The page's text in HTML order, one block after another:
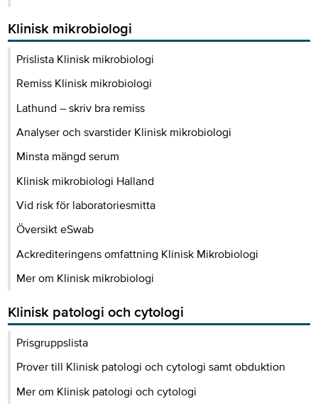
Klinisk mikrobiologi
Prislista Klinisk mikrobiologi
Remiss Klinisk mikrobiologi
Lathund – skriv bra remiss
Analyser och svarstider Klinisk mikrobiologi
Minsta mängd serum
Klinisk mikrobiologi Halland
Vid risk för laboratoriesmitta
Översikt eSwab
Ackrediteringens omfattning Klinisk Mikrobiologi
Mer om Klinisk mikrobiologi
Klinisk patologi och cytologi
Prisgruppslista
Prover till Klinisk patologi och cytologi samt obduktion
Mer om Klinisk patologi och cytologi